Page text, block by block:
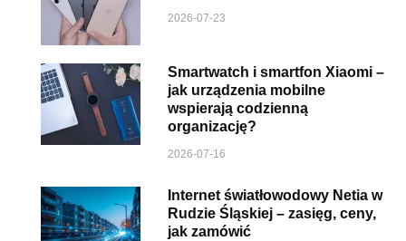
2026-07-23
Smartwatch i smartfon Xiaomi –
jak urządzenia mobilne
wspierają codzienną
organizację?
2026-07-16
Internet światłowodowy Netia w
Rudzie Śląskiej – zasięg, ceny,
jak zamówić